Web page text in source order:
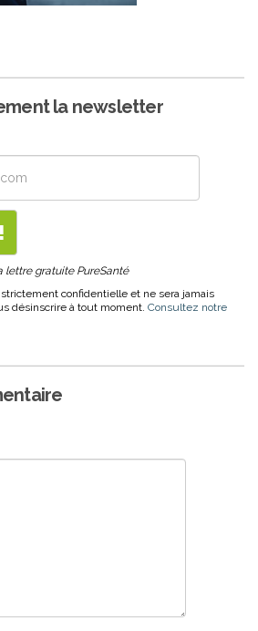
la newsletter
lettre gratuite PureSanté
confidentielle et ne sera jamais
désinscrire à tout moment. Consultez notre